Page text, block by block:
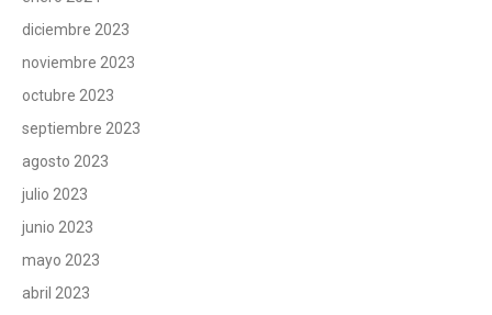
diciembre 2023
noviembre 2023
octubre 2023
septiembre 2023
agosto 2023
julio 2023
junio 2023
mayo 2023
abril 2023